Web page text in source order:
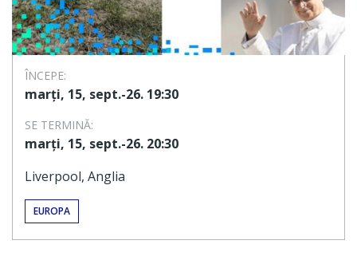
ÎNCEPE:
marți, 15, sept.-26. 19:30
SE TERMINĂ:
marți, 15, sept.-26. 20:30
Liverpool, Anglia
EUROPA